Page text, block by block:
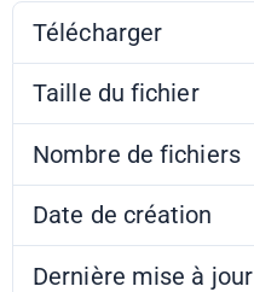
Télécharger
Taille du fichier
Nombre de fichiers
Date de création
Dernière mise à jour